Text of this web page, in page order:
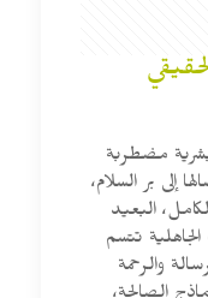
مضطربة
إلى بر السلام،
البعيد
تتسم
والرحمة